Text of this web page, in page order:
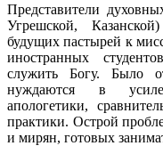
Представители
Угрешской,
будущих пастырей к
иностранных
служить Богу. Было
нуждаются в
апологетики,
практики. Острой
и мирян, готовых